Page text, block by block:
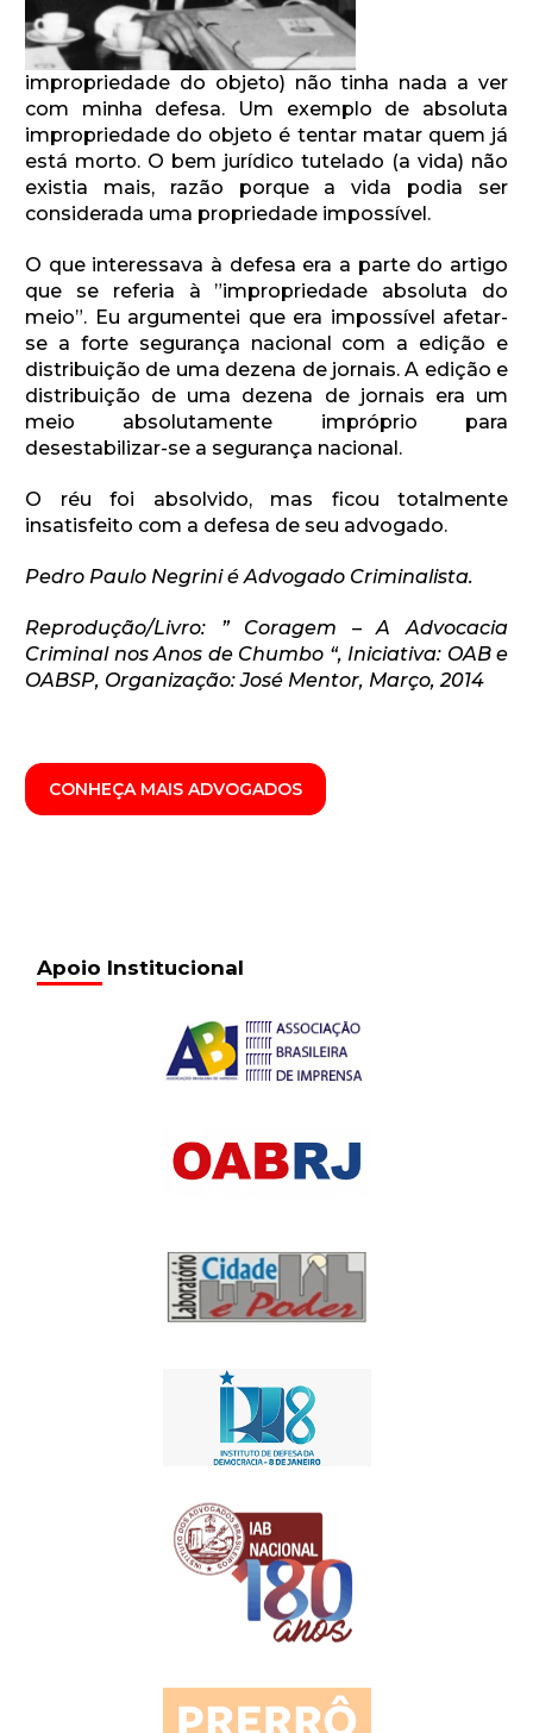
impropriedade do objeto) não tinha nada a ver
com minha defesa. Um exemplo de absoluta
impropriedade do objeto é tentar matar quem já
está morto. O bem jurídico tutelado (a vida) não
existia mais, razão porque a vida podia ser
considerada uma propriedade impossível.
O que interessava à defesa era a parte do artigo
que se referia à ”impropriedade absoluta do
meio”. Eu argumentei que era impossível afetar-
se a forte segurança nacional com a edição e
distribuição de uma dezena de jornais. A edição e
distribuição de uma dezena de jornais era um
meio absolutamente impróprio para
desestabilizar-se a segurança nacional.
O réu foi absolvido, mas ficou totalmente
insatisfeito com a defesa de seu advogado.
Pedro Paulo Negrini é Advogado Criminalista.
Reprodução/Livro: ” Coragem – A Advocacia
Criminal nos Anos de Chumbo “, Iniciativa: OAB e
OABSP, Organização: José Mentor, Março, 2014
CONHEÇA MAIS ADVOGADOS
Apoio Institucional